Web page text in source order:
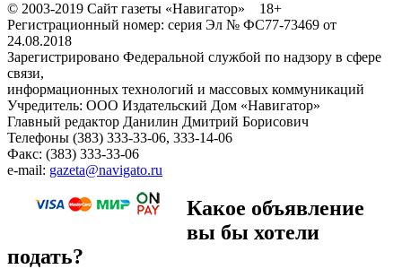
© 2003-2019 Сайт газеты «Навигатор» 18+
Регистрационный номер: серия Эл № ФС77-73469 от
24.08.2018
Зарегистрировано Федеральной службой по надзору в сфере
связи,
информационных технологий и массовых коммуникаций
Учредитель: ООО Издательский Дом «Навигатор»
Главный редактор Данилин Дмитрий Борисович
Телефоны (383) 333-33-06, 333-14-06
Факс: (383) 333-33-06
e-mail: gazeta@navigato.ru
Какое объявление
вы бы хотели
подать?